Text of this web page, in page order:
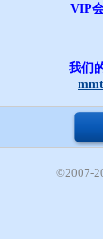
VIP
我们
©2007-